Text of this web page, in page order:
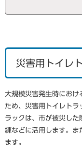
災害用トイレ
大規模災害発生時におけ
ため、災害用トイレト
ラックは、市が被災した
練などに活用します。ま
ます。